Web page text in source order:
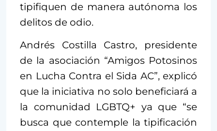
tipifiquen de manera autónoma los
delitos de odio.
Andrés Costilla Castro, presidente
de la asociación “Amigos Potosinos
en Lucha Contra el Sida AC”, explicó
que la iniciativa no solo beneficiará a
la comunidad LGBTQ+ ya que “se
busca que contemple la tipificación